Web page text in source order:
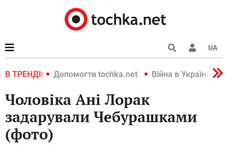
UA
В ТРЕНДІ:
2022 Допомогти tochka.net Війна в Україні 2022
Чоловіка Ані Лорак
задарували Чебурашками
(фото)